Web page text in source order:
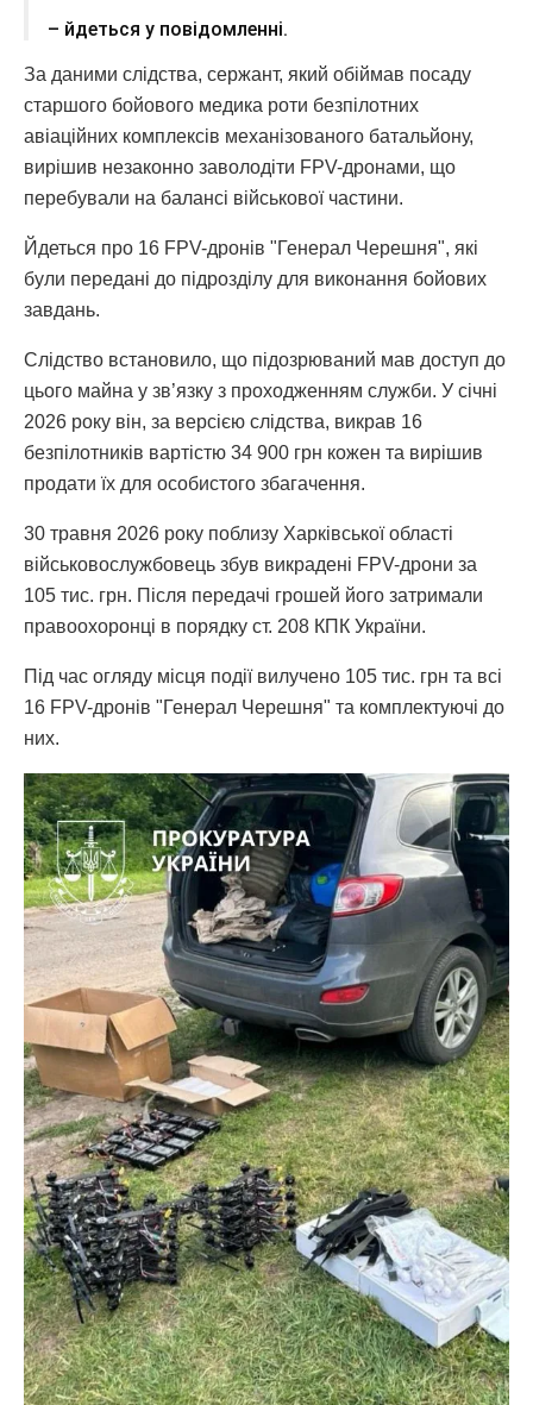
– йдеться у повідомленні.
За даними слідства, сержант, який обіймав посаду
старшого бойового медика роти безпілотних
авіаційних комплексів механізованого батальйону,
вирішив незаконно заволодіти FPV-дронами, що
перебували на балансі військової частини.
Йдеться про 16 FPV-дронів "Генерал Черешня", які
були передані до підрозділу для виконання бойових
завдань.
Слідство встановило, що підозрюваний мав доступ до
цього майна у зв’язку з проходженням служби. У січні
2026 року він, за версією слідства, викрав 16
безпілотників вартістю 34 900 грн кожен та вирішив
продати їх для особистого збагачення.
30 травня 2026 року поблизу Харківської області
військовослужбовець збув викрадені FPV-дрони за
105 тис. грн. Після передачі грошей його затримали
правоохоронці в порядку ст. 208 КПК України.
Під час огляду місця події вилучено 105 тис. грн та всі
16 FPV-дронів "Генерал Черешня" та комплектуючі до
них.